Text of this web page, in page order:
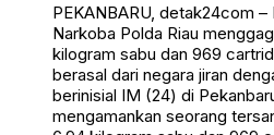
PEKANBARU, detak24com
Narkoba Polda Riau
kilogram sabu dan 969
berasal dari negara jiran
berinisial IM (24) di
mengamankan seorang